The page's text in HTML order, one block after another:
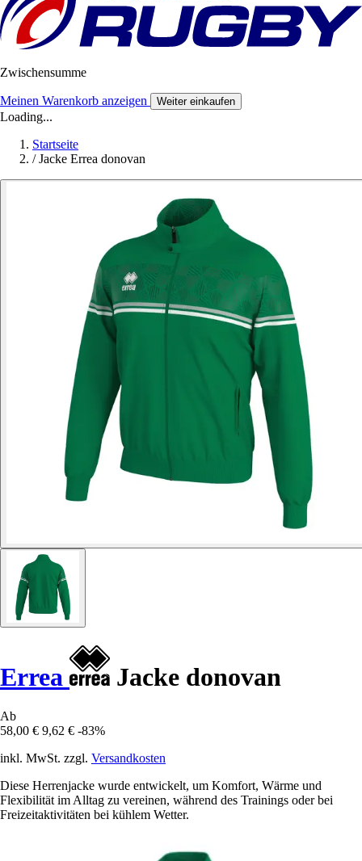
Zwischensumme
Meinen Warenkorb anzeigen Weiter einkaufen
Loading...
Startseite
/ Jacke Errea donovan
Errea Jacke donovan
Ab
58,00 € 9,62 € -83%
inkl. MwSt. zzgl. Versandkosten
Diese Herrenjacke wurde entwickelt, um Komfort, Wärme und
Flexibilität im Alltag zu vereinen, während des Trainings oder bei
Freizeitaktivitäten bei kühlem Wetter.